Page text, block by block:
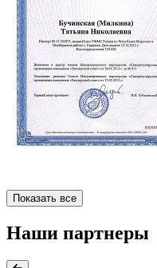
Показать все
Наши партнеры